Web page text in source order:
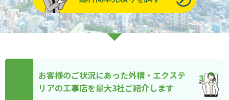
お客様のご状況にあった外構・エクステ
リアの工事店を最大3社ご紹介します